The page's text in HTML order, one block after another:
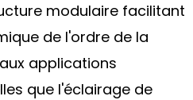
modulaire facilitant
de l'ordre de la
applications
que l'éclairage de